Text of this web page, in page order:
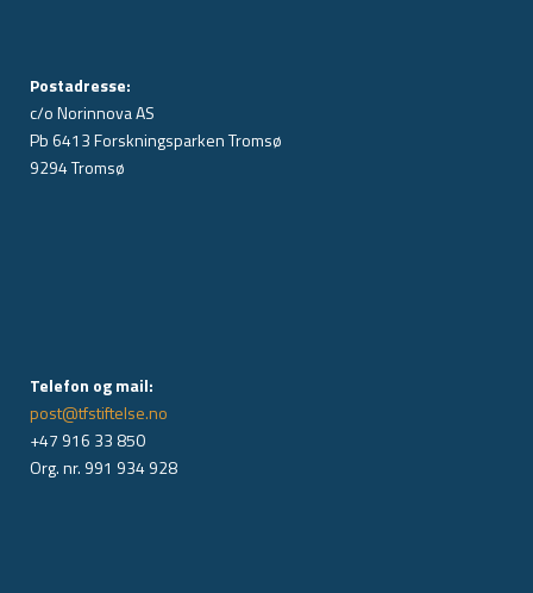
Postadresse:
c/o Norinnova AS
Pb 6413 Forskningsparken Tromsø
9294 Tromsø
Telefon og mail:
post@tfstiftelse.no
+47 916 33 850
Org. nr. 991 934 928